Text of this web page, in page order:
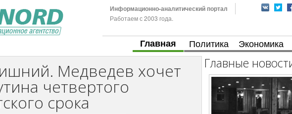
Информационно-аналитический портал
Работаем с 2003 года.
Главная Политика Экономика
Медведев хочет
четвертого
срока
Главные